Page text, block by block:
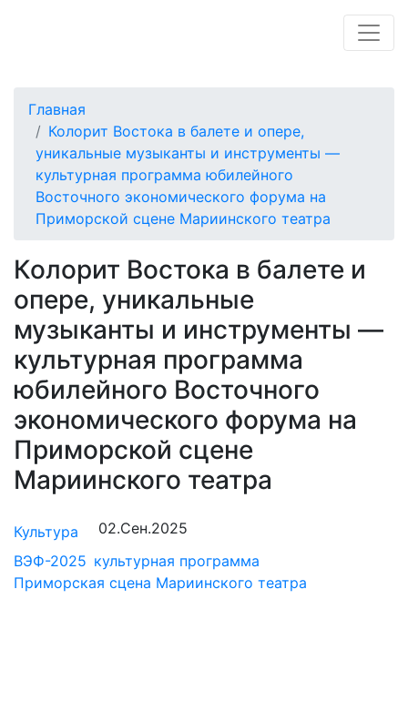
Главная
Колорит Востока в балете и опере,
уникальные музыканты и инструменты —
культурная программа юбилейного
Восточного экономического форума на
Приморской сцене Мариинского театра
Колорит Востока в балете и
опере, уникальные
музыканты и инструменты —
культурная программа
юбилейного Восточного
экономического форума на
Приморской сцене
Мариинского театра
Культура
02.Сен.2025
ВЭФ-2025 культурная программа
Приморская сцена Мариинского театра